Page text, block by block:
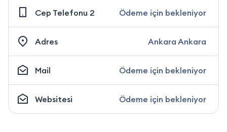
Cep Telefonu 2 Ödeme için bekleniyor
Adres Ankara Ankara
Mail Ödeme için bekleniyor
Websitesi Ödeme için bekleniyor